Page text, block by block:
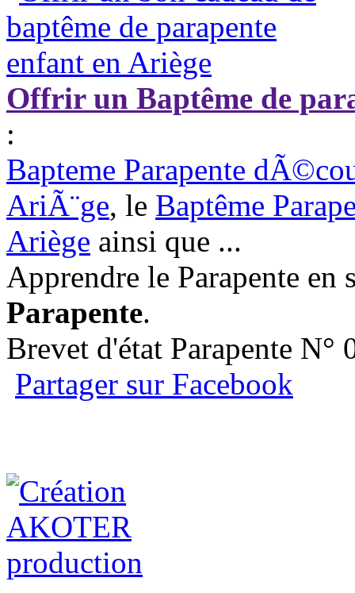
Offrir un Baptême de
:
Bapteme Parapente
AriÃ¨ge, le Baptême
Ariège ainsi que ...
Apprendre le Parapente en
Parapente.
Brevet d'état Parapente N°
Partager sur Facebook